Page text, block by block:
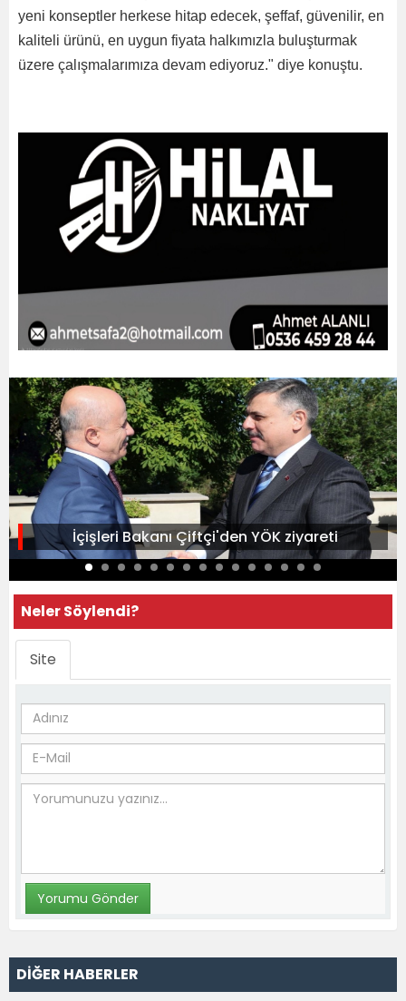
yeni konseptler herkese hitap edecek, şeffaf, güvenilir, en
kaliteli ürünü, en uygun fiyata halkımızla buluşturmak
üzere çalışmalarımıza devam ediyoruz." diye konuştu.
İçişleri Bakanı Çiftçi'den YÖK ziyareti
Neler Söylendi?
Site
DİĞER HABERLER